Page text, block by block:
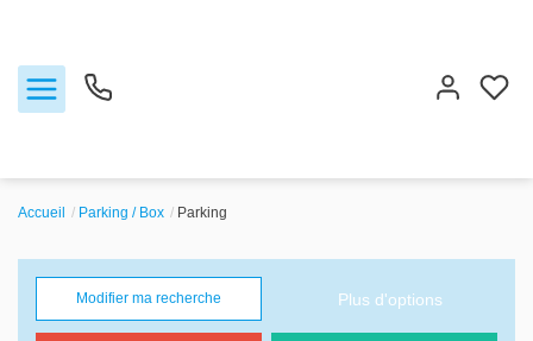
Ventes
Accueil Parking / Box Parking
Modifier ma recherche Plus d'options